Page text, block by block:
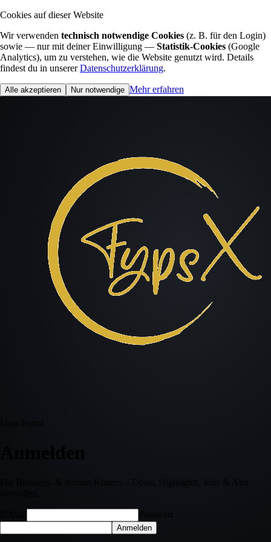
Cookies auf dieser Website
Wir verwenden technisch notwendige Cookies (z. B. für den Login)
sowie — nur mit deiner Einwilligung — Statistik-Cookies (Google
Analytics), um zu verstehen, wie die Website genutzt wird. Details
findest du in unserer Datenschutzerklärung.
Alle akzeptieren Nur notwendige Mehr erfahren
Anmelden